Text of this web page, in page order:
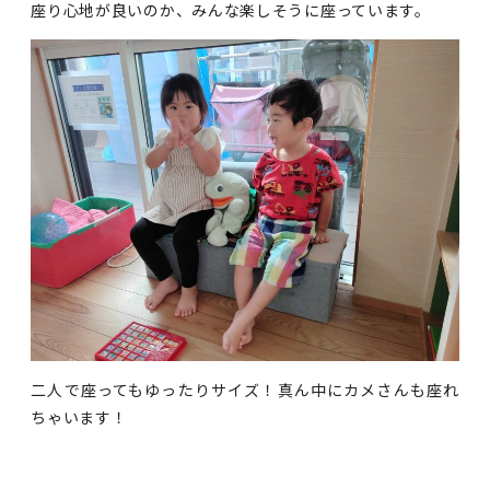
座り心地が良いのか、みんな楽しそうに座っています。
二人で座ってもゆったりサイズ！真ん中にカメさんも座れ
ちゃいます！